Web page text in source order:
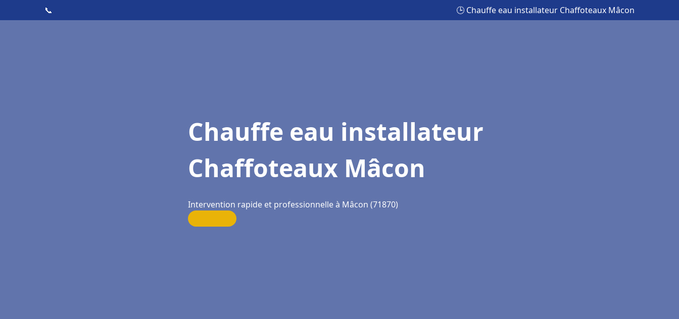
📞 🕒 Chauffe eau installateur Chaffoteaux Mâcon
Chauffe eau installateur
Chaffoteaux Mâcon
Intervention rapide et professionnelle à Mâcon (71870)